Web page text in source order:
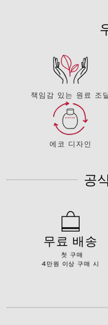
책임감 있는 원료 조
에코 디자인
공
무료 배송
첫 구매
4만원 이상 구매 시